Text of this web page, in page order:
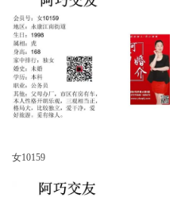
女10159